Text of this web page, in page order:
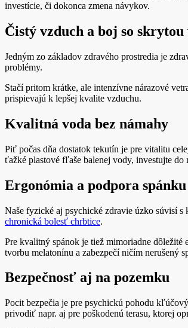
investície, či dokonca zmena návykov.
Čistý vzduch a boj so
Jedným zo základov zdravého prostredia je
problémy.
Stačí pritom krátke, ale intenzívne nárazové
prispievajú k lepšej kvalite vzduchu.
Kvalitná voda bez námahy
Piť počas dňa dostatok tekutín je pre vitalitu
ťažké plastové fľaše balenej vody, investujte do
Ergonómia a podpora spánku
Naše fyzické aj psychické zdravie úzko súvisí
chronická bolesť chrbtice.
Pre kvalitný spánok je tiež mimoriadne
tvorbu melatonínu a zabezpečí ničím nerušený
Bezpečnosť aj na pozemku
Pocit bezpečia je pre psychickú pohodu
privodiť napr. aj pre poškodenú terasu, ktorej